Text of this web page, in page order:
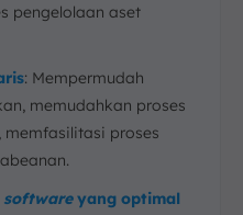
pengelolaan aset
: Mempermudah
memudahkan proses
memfasilitasi proses
softwareyang optimal